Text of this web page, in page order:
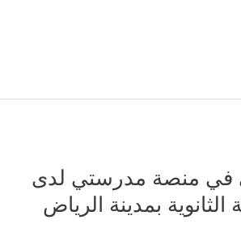
في منصة مدرستي لدى
بمدينة الرياض